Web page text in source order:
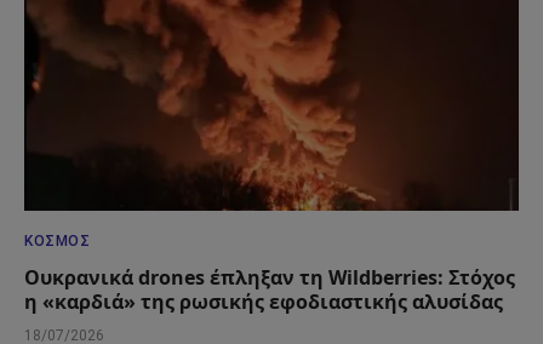
ΚΌΣΜΟΣ
Ουκρανικά drones έπληξαν τη Wildberries: Στόχος
η «καρδιά» της ρωσικής εφοδιαστικής αλυσίδας
18/07/2026